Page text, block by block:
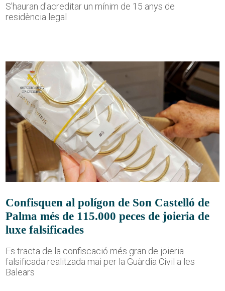
S'hauran d'acreditar un mínim de 15 anys de
residència legal
Confisquen al polígon de Son Castelló de
Palma més de 115.000 peces de joieria de
luxe falsificades
Es tracta de la confiscació més gran de joieria
falsificada realitzada mai per la Guàrdia Civil a les
Balears